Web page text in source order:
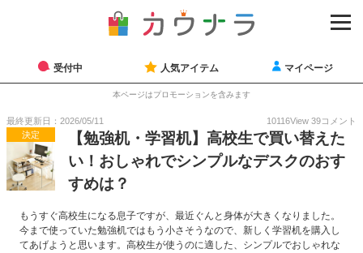
受付中 人気アイテム マイページ
本ページはプロモーションを含みます
最終更新日：2026/05/11 10116View 39コメント
決定
【勉強机・学習机】高校生で買い替えた
い！おしゃれでシンプルなデスクのおす
すめは？
もうすぐ高校生になる息子ですが、最近ぐんと身体が大きくなりました。
今まで使っていた勉強机ではもう小さそうなので、新しく学習机を購入し
てあげようと思います。高校生が使うのに適した、シンプルでおしゃれな